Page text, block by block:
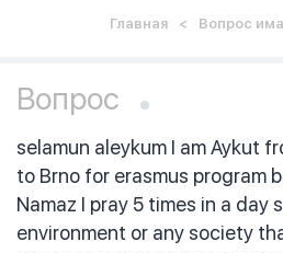
Главная Вопрос
Вопрос
selamun aleykum I am Aykut
to Brno for erasmus program
Namaz I pray 5 times in a day
environment or any society